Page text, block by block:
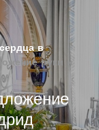
в
руки и